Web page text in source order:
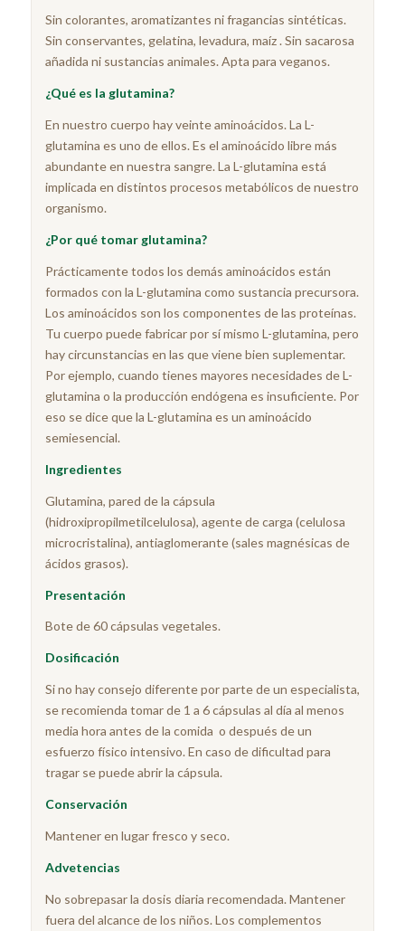
Sin colorantes, aromatizantes ni fragancias sintéticas.
Sin conservantes, gelatina, levadura, maíz . Sin sacarosa
añadida ni sustancias animales. Apta para veganos.
¿Qué es la glutamina?
En nuestro cuerpo hay veinte aminoácidos. La L-
glutamina es uno de ellos. Es el aminoácido libre más
abundante en nuestra sangre. La L-glutamina está
implicada en distintos procesos metabólicos de nuestro
organismo.
¿Por qué tomar glutamina?
Prácticamente todos los demás aminoácidos están
formados con la L-glutamina como sustancia precursora.
Los aminoácidos son los componentes de las proteínas.
Tu cuerpo puede fabricar por sí mismo L-glutamina, pero
hay circunstancias en las que viene bien suplementar.
Por ejemplo, cuando tienes mayores necesidades de L-
glutamina o la producción endógena es insuficiente. Por
eso se dice que la L-glutamina es un aminoácido
semiesencial.
Ingredientes
Glutamina, pared de la cápsula
(hidroxipropilmetilcelulosa), agente de carga (celulosa
microcristalina), antiaglomerante (sales magnésicas de
ácidos grasos).
Presentación
Bote de 60 cápsulas vegetales.
Dosificación
Si no hay consejo diferente por parte de un especialista,
se recomienda tomar de 1 a 6 cápsulas al día al menos
media hora antes de la comida o después de un
esfuerzo físico intensivo. En caso de dificultad para
tragar se puede abrir la cápsula.
Conservación
Mantener en lugar fresco y seco.
Advetencias
No sobrepasar la dosis diaria recomendada. Mantener
fuera del alcance de los niños. Los complementos